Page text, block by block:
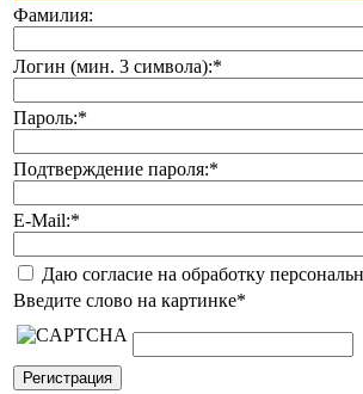
Фамилия:
Логин (мин. 3 символа):*
Пароль:*
Подтверждение пароля:*
E-Mail:*
Даю согласие на обработку
Введите слово на картинке*